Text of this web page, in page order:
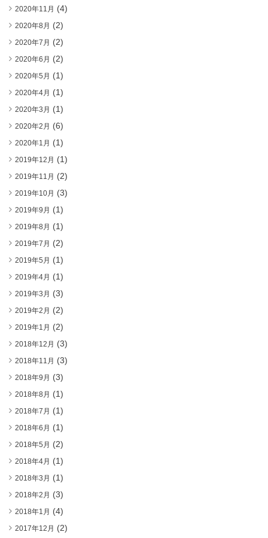
2020年11月 (4)
2020年8月 (2)
2020年7月 (2)
2020年6月 (2)
2020年5月 (1)
2020年4月 (1)
2020年3月 (1)
2020年2月 (6)
2020年1月 (1)
2019年12月 (1)
2019年11月 (2)
2019年10月 (3)
2019年9月 (1)
2019年8月 (1)
2019年7月 (2)
2019年5月 (1)
2019年4月 (1)
2019年3月 (3)
2019年2月 (2)
2019年1月 (2)
2018年12月 (3)
2018年11月 (3)
2018年9月 (3)
2018年8月 (1)
2018年7月 (1)
2018年6月 (1)
2018年5月 (2)
2018年4月 (1)
2018年3月 (1)
2018年2月 (3)
2018年1月 (4)
2017年12月 (2)